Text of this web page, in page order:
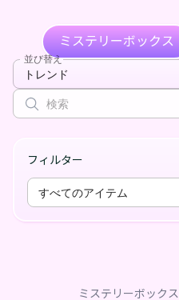
ミステリーボックス
並び替え
トレンド
フィルター
すべてのアイテム
ミステリーボック